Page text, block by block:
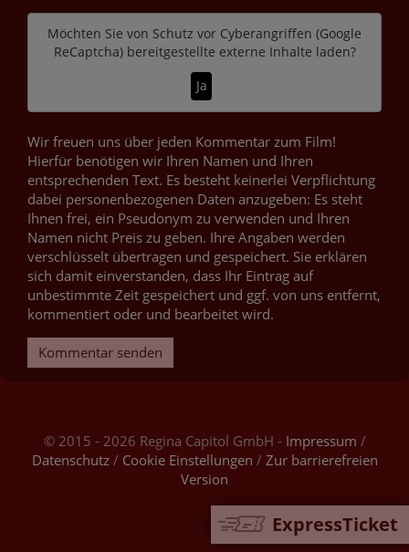
ExpressTicket
Möchten Sie von Schutz vor Cyberangriffen (Google
ReCaptcha)bereitgestellte externe Inhalte laden?
Ja
Wir freuen uns über jeden Kommentar zum Film!
Hierfür benötigen wir Ihren Namen und Ihren
entsprechenden Text. Es besteht keinerlei Verpflichtung
dabei personenbezogenen Daten anzugeben: Es steht
Ihnen frei, ein Pseudonym zu verwenden und Ihren
Namen nicht Preis zu geben. Ihre Angaben werden
verschlüsselt übertragen und gespeichert. Sie erklären
sich damit einverstanden, dass Ihr Eintrag auf
unbestimmte Zeit gespeichert und ggf. von uns entfernt,
kommentiert oder und bearbeitet wird.
Kommentar senden
© 2015 - 2026 Regina Capitol GmbH - Impressum /
Datenschutz/ Cookie Einstellungen / Zur barrierefreien
Version